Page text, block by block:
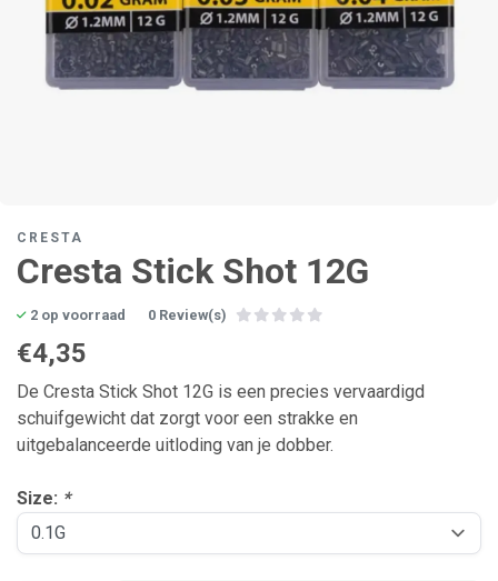
CRESTA
Cresta Stick Shot 12G
2 op voorraad 0 Review(s)
€4,35
De Cresta Stick Shot 12G is een precies vervaardigd
schuifgewicht dat zorgt voor een strakke en
uitgebalanceerde uitloding van je dobber.
Size: *